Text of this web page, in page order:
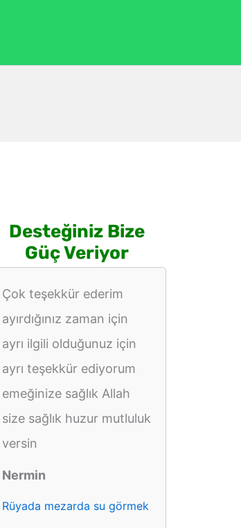
Desteğiniz Bize
Güç Veriyor
Çok teşekkür ederim
ayırdığınız zaman için
ayrı ilgili olduğunuz için
ayrı teşekkür ediyorum
emeğinize sağlık Allah
size sağlık huzur mutluluk
versin
Nermin
Rüyada mezarda su görmek